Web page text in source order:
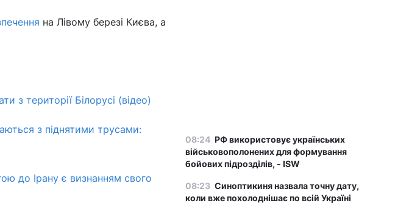
на Лівому березі Києва, а
з території Білорусі (відео)
з піднятими трусами:
до Ірану є визнанням свого
08:24 РФ використовує українських
військовополонених для формування
бойових підрозділів, - ISW
08:23 Синоптикиня назвала точну дату,
коли вже похолоднішає по всій Україні